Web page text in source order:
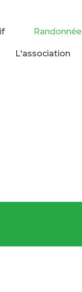
Randonnée
L'association